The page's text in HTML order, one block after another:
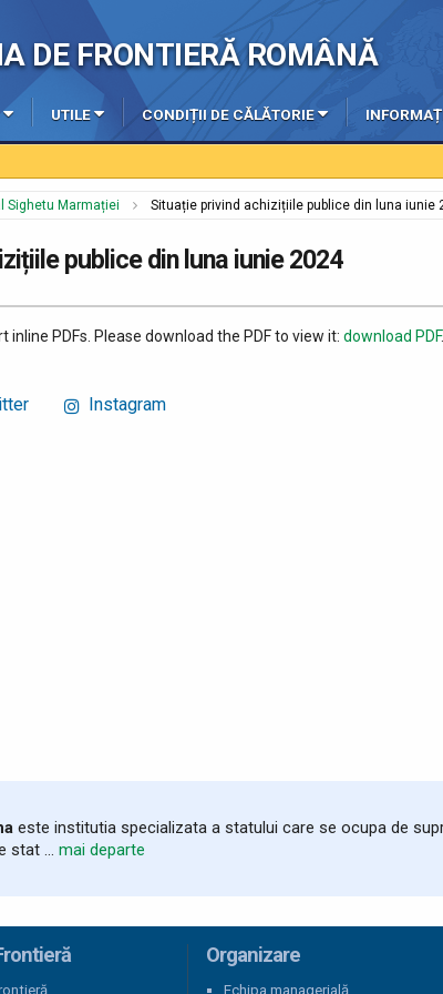
DE FRONTIERĂ ROMÂNĂ
UTILE CONDIȚII DE CĂLĂTORIE
Sighetu Marmației Situație privind achizițiile publice din luna iunie
publice din luna iunie 2024
PDFs. Please download the PDF to view it: download PDF.
Instagram
este institutia specializata a statului care se ocupa de
stat ... mai departe
Organizare
Echipa managerială